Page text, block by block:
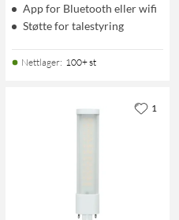
App for Bluetooth eller wifi
Støtte for talestyring
Nettlager: 100+ st
1